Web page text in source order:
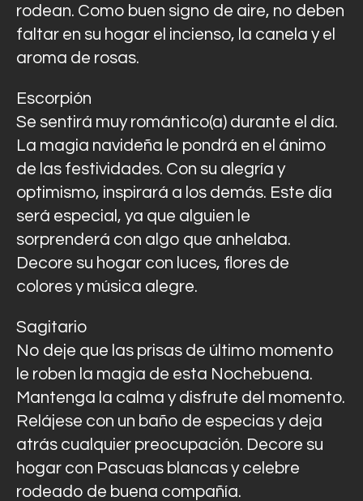
rodean. Como buen signo de aire, no deben
faltar en su hogar el incienso, la canela y el
aroma de rosas.
Escorpión
Se sentirá muy romántico(a) durante el día.
La magia navideña le pondrá en el ánimo
de las festividades. Con su alegría y
optimismo, inspirará a los demás. Este día
será especial, ya que alguien le
sorprenderá con algo que anhelaba.
Decore su hogar con luces, flores de
colores y música alegre.
Sagitario
No deje que las prisas de último momento
le roben la magia de esta Nochebuena.
Mantenga la calma y disfrute del momento.
Relájese con un baño de especias y deja
atrás cualquier preocupación. Decore su
hogar con Pascuas blancas y celebre
rodeado de buena compañía.